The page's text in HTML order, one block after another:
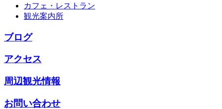
カフェ・レストラン
観光案内所
ブログ
アクセス
周辺観光情報
お問い合わせ